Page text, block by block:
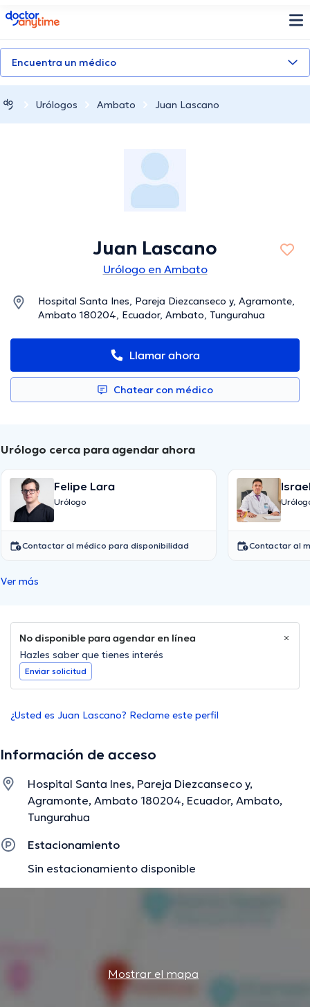
doctoranytime
Encuentra un médico
Urólogos Ambato Juan Lascano
Juan Lascano
Urólogo en Ambato
Hospital Santa Ines, Pareja Diezcanseco y, Agramonte,
Ambato 180204, Ecuador, Ambato, Tungurahua
Llamar ahora
Chatear con médico
Urólogo cerca para agendar ahora
Felipe Lara
Urólogo
Contactar al médico para disponibilidad Contactar al
Ver más
No disponible para agendar en línea
Hazles saber que tienes interés
Enviar solicitud
¿Usted es Juan Lascano? Reclame este perfil
Información de acceso
Hospital Santa Ines, Pareja Diezcanseco y,
Agramonte, Ambato 180204, Ecuador, Ambato,
Tungurahua
Estacionamiento
Sin estacionamiento disponible
Mostrar el mapa